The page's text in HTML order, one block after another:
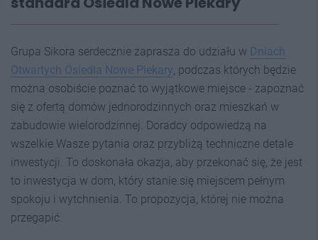
Grupa Sikora serdecznie zaprasza do udziału w Dniach
Otwartych Osiedla Nowe Piekary, podczas których będzie
można osobiście poznać to wyjątkowe miejsce - zapoznać
się z ofertą domów jednorodzinnych oraz mieszkań w
zabudowie wielorodzinnej. Doradcy odpowiedzą na
wszelkie Wasze pytania oraz przybliżą techniczne detale
inwestycji. To doskonała okazja, aby przekonać się, że jest
to inwestycja w dom, który stanie się miejscem pełnym
spokoju i wytchnienia. To propozycja, której nie można
przegapić.